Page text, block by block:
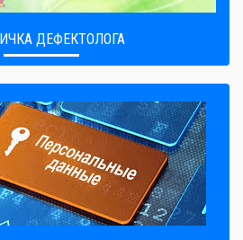
ДЕФЕКТОЛОГА